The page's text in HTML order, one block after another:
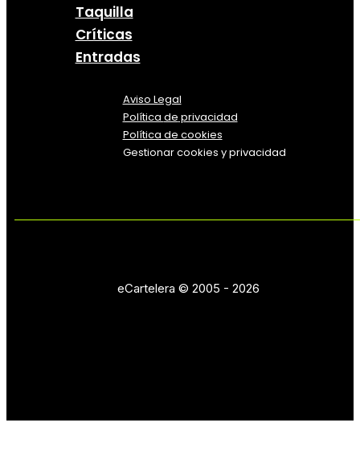
Taquilla
Críticas
Entradas
Aviso Legal
Política de privacidad
Política de cookies
Gestionar cookies y privacidad
eCartelera © 2005 - 2026